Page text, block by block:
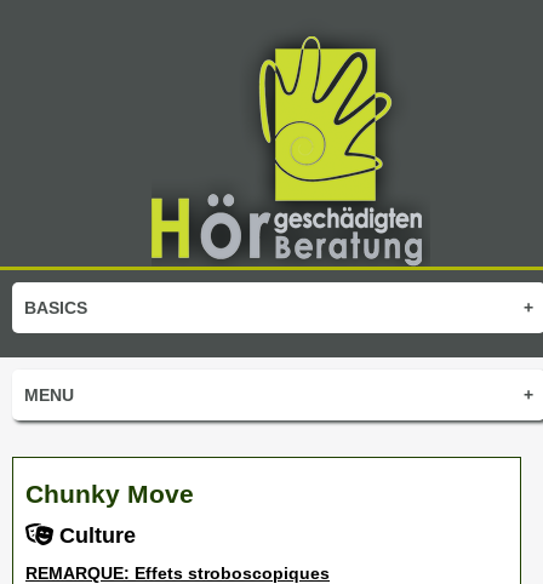
+
BASICS
+
MENU
Chunky Move
Culture
REMARQUE: Effets stroboscopiques